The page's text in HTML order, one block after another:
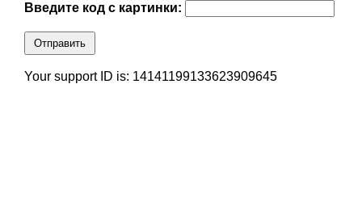
Введите код с картинки:
Отправить
Your support ID is: 14141199133623909645